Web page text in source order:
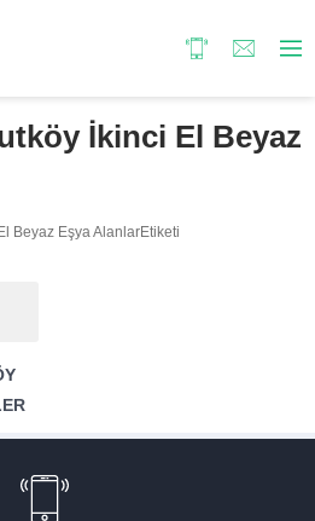
İkinci El Beyaz
Beyaz Eşya AlanlarEtiketi